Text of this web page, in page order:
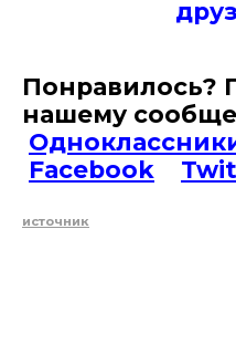
Понравилось?
нашему
Facebook
источник